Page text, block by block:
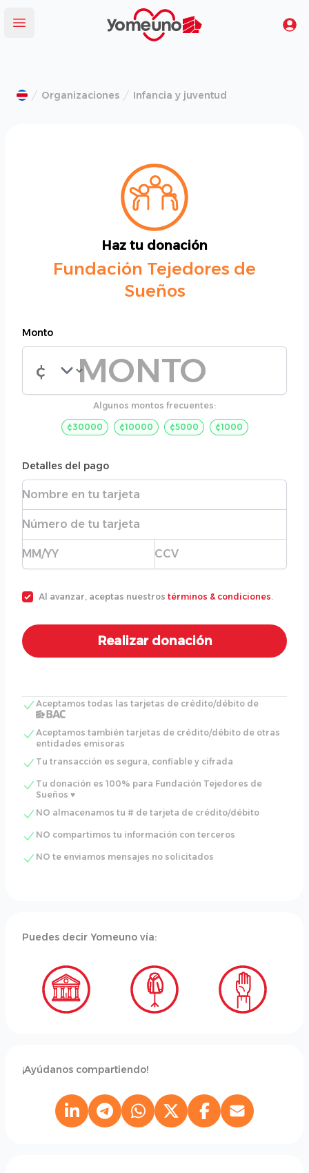
Abrir menú
Yomeuno.com
Organizaciones Infancia y juventud
Haz tu donación
Fundación Tejedores de
Sueños
Monto
Monto de la donación
Algunos montos frecuentes:
¢30000 ¢10000 ¢5000 ¢1000
Detalles del pago
Nombre completo
Número de tarjeta
Fecha de expiración CVC
Al avanzar, aceptas nuestros términos & condiciones.
Aceptamos todas las tarjetas de crédito/débito de
Aceptamos también tarjetas de crédito/débito de otras
entidades emisoras
Tu transacción es segura, confiable y cifrada
Tu donación es 100% para Fundación Tejedores de
Sueños ♥
NO almacenamos tu # de tarjeta de crédito/débito
NO compartimos tu información con terceros
NO te enviamos mensajes no solicitados
Puedes decir Yomeuno vía:
¡Ayúdanos compartiendo!